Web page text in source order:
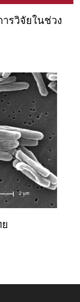
รวิจัยในช่วง